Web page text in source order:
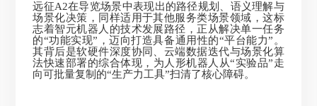
远征A2在导览场景中表现出的路径规划、语义理解与
场景化决策，同样适用于其他服务类场景领域，这标
志着智元机器人的技术发展路径，正从解决单一任务
的“功能实现”，迈向打造具备通用性的“平台能力”。
其背后是软硬件深度协同、云端数据迭代与场景化算
法快速部署的综合体现，为人形机器人从“实验品”走
向可批量复制的“生产力工具”扫清了核心障碍。